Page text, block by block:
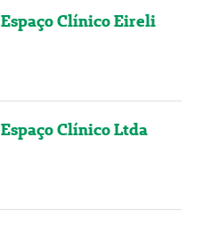
Clínico Eireli
Clínico Ltda